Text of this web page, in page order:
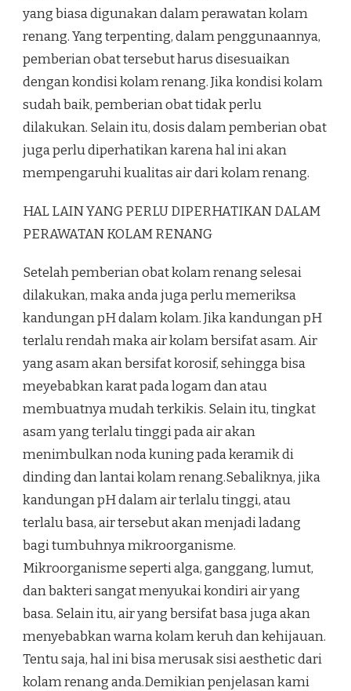
yang biasa digunakan dalam perawatan kolam
renang. Yang terpenting, dalam penggunaannya,
pemberian obat tersebut harus disesuaikan
dengan kondisi kolam renang. Jika kondisi kolam
sudah baik, pemberian obat tidak perlu
dilakukan. Selain itu, dosis dalam pemberian obat
juga perlu diperhatikan karena hal ini akan
mempengaruhi kualitas air dari kolam renang.
HAL LAIN YANG PERLU DIPERHATIKAN DALAM
PERAWATAN KOLAM RENANG
Setelah pemberian obat kolam renang selesai
dilakukan, maka anda juga perlu memeriksa
kandungan pH dalam kolam. Jika kandungan pH
terlalu rendah maka air kolam bersifat asam. Air
yang asam akan bersifat korosif, sehingga bisa
meyebabkan karat pada logam dan atau
membuatnya mudah terkikis. Selain itu, tingkat
asam yang terlalu tinggi pada air akan
menimbulkan noda kuning pada keramik di
dinding dan lantai kolam renang.Sebaliknya, jika
kandungan pH dalam air terlalu tinggi, atau
terlalu basa, air tersebut akan menjadi ladang
bagi tumbuhnya mikroorganisme.
Mikroorganisme seperti alga, ganggang, lumut,
dan bakteri sangat menyukai kondiri air yang
basa. Selain itu, air yang bersifat basa juga akan
menyebabkan warna kolam keruh dan kehijauan.
Tentu saja, hal ini bisa merusak sisi aesthetic dari
kolam renang anda.Demikian penjelasan kami